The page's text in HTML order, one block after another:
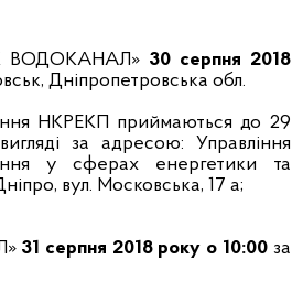
ВОДОКАНАЛ» 30 серпня 2018
Дніпропетровська обл.
НКРЕКП приймаються до 29
за адресою:
Управління
у сферах енергетики та
вул. Московська, 17 а;
31 серпня 2018 року о 10:00за